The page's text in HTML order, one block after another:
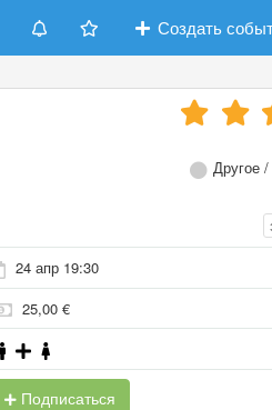
Создать
Другое
24 апр 19:30
25,00 €
Подписаться